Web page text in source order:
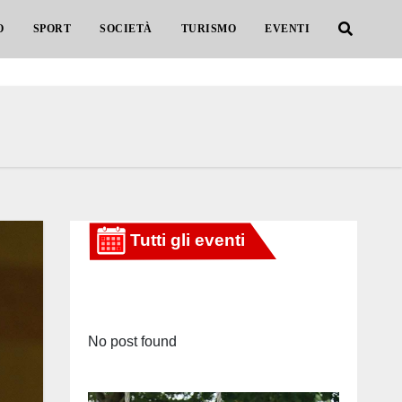
SPORT SOCIETÀ TURISMO EVENTI
No post found